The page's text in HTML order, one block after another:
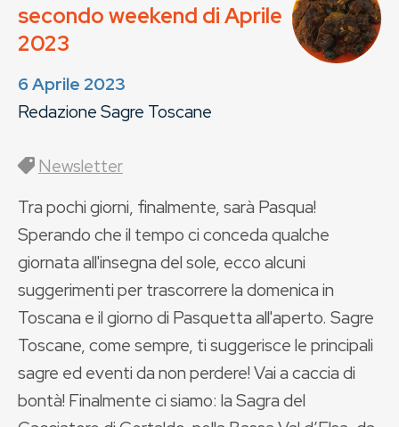
secondo weekend di Aprile
2023
6 Aprile 2023
Redazione Sagre Toscane
Newsletter
Tra pochi giorni, finalmente, sarà Pasqua!
Sperando che il tempo ci conceda qualche
giornata all'insegna del sole, ecco alcuni
suggerimenti per trascorrere la domenica in
Toscana e il giorno di Pasquetta all'aperto. Sagre
Toscane, come sempre, ti suggerisce le principali
sagre ed eventi da non perdere! Vai a caccia di
bontà! Finalmente ci siamo: la Sagra del